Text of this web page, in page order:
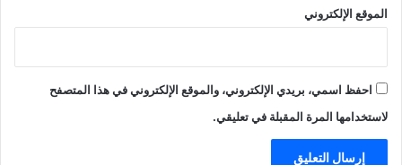
الموقع الإلكتروني
احفظ اسمي، بريدي الإلكتروني، والموقع الإلكتروني في هذا المتصفح
لاستخدامها المرة المقبلة في تعليقي.